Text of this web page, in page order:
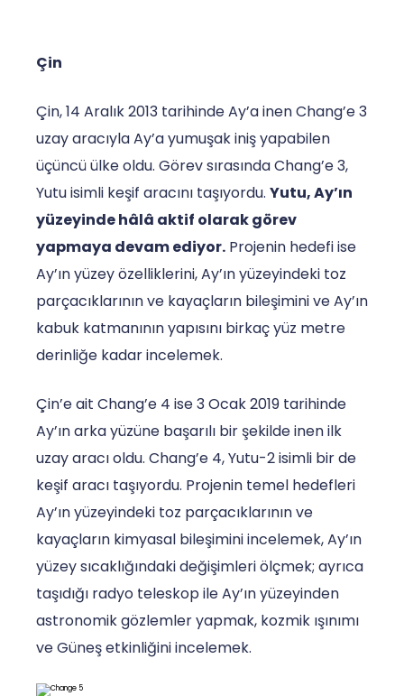
Çin
Çin, 14 Aralık 2013 tarihinde Ay’a inen Chang’e 3
uzay aracıyla Ay’a yumuşak iniş yapabilen
üçüncü ülke oldu. Görev sırasında Chang’e 3,
Yutu isimli keşif aracını taşıyordu. Yutu, Ay’ın
yüzeyinde hâlâ aktif olarak görev
yapmaya devam ediyor. Projenin hedefi ise
Ay’ın yüzey özelliklerini, Ay’ın yüzeyindeki toz
parçacıklarının ve kayaçların bileşimini ve Ay’ın
kabuk katmanının yapısını birkaç yüz metre
derinliğe kadar incelemek.
Çin’e ait Chang’e 4 ise 3 Ocak 2019 tarihinde
Ay’ın arka yüzüne başarılı bir şekilde inen ilk
uzay aracı oldu. Chang’e 4, Yutu-2 isimli bir de
keşif aracı taşıyordu. Projenin temel hedefleri
Ay’ın yüzeyindeki toz parçacıklarının ve
kayaçların kimyasal bileşimini incelemek, Ay’ın
yüzey sıcaklığındaki değişimleri ölçmek; ayrıca
taşıdığı radyo teleskop ile Ay’ın yüzeyinden
astronomik gözlemler yapmak, kozmik ışınımı
ve Güneş etkinliğini incelemek.